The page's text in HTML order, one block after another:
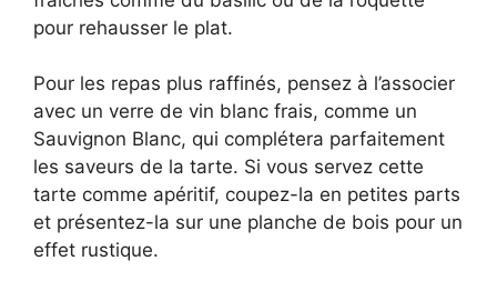
pour rehausser le plat.
Pour les repas plus raffinés, pensez à l’associer
avec un verre de vin blanc frais, comme un
Sauvignon Blanc, qui complétera parfaitement
les saveurs de la tarte. Si vous servez cette
tarte comme apéritif, coupez-la en petites parts
et présentez-la sur une planche de bois pour un
effet rustique.